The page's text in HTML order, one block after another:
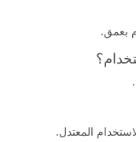
بعمق.
المعتدل.